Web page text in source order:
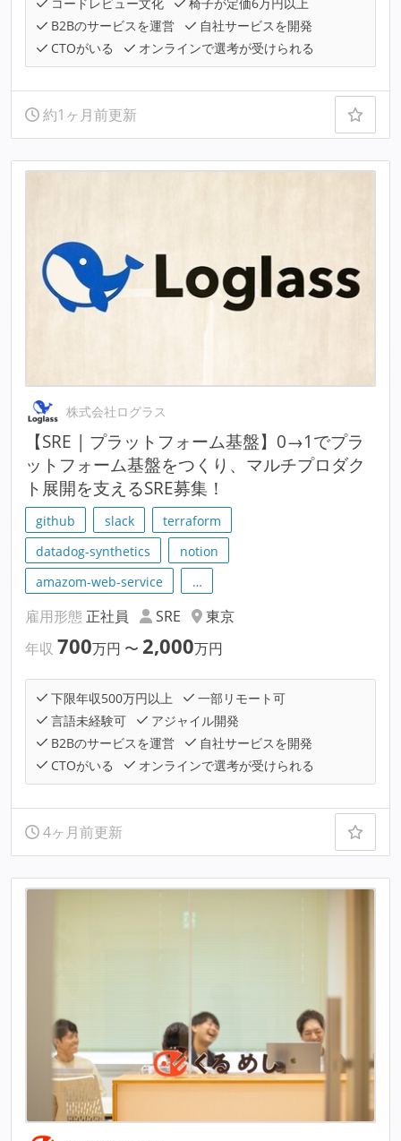
B2Bのサービスを運営
自社サービスを開発
CTOがいる
オンラインで選考が受けられる
約1ヶ月前更新
株式会社ログラス
【SRE | プラットフォーム基盤】0→1でプラ
ットフォーム基盤をつくり、マルチプロダク
ト展開を支えるSRE募集！
github slack
terraform
datadog-synthetics
notion
amazom-web-service
…
雇用形態 正社員 SRE
東京
年収 700万円 〜 2,000万円
下限年収500万円以上
一部リモート可
言語未経験可
アジャイル開発
B2Bのサービスを運営
自社サービスを開発
CTOがいる
オンラインで選考が受けられる
4ヶ月前更新